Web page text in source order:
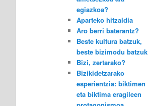
egiazkoa?
Aparteko hitzaldia
Aro berri baterantz?
Beste kultura batzuk,
beste bizimodu batzuk
Bizi, zertarako?
Bizikidetzarako
esperientzia: biktimen
eta biktima eragileen